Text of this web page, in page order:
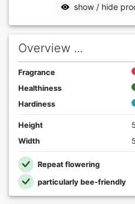
show / hide
Overview ...
Fragrance
Healthiness
Hardiness
Height
Width
Repeat flowering
particularly bee-friendly